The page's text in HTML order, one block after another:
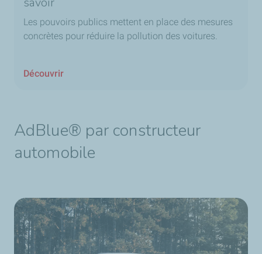
Les pouvoirs publics mettent en place des mesures
concrètes pour réduire la pollution des voitures.
Découvrir
AdBlue® par constructeur
automobile